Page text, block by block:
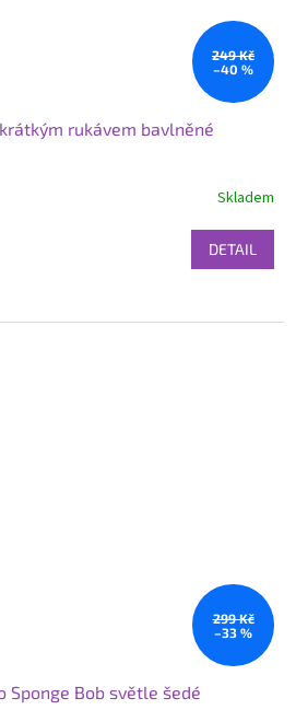
249 Kč
–40 %
rukávem bavlněné
Skladem
DETAIL
299 Kč
–33 %
Sponge Bob světle šedé